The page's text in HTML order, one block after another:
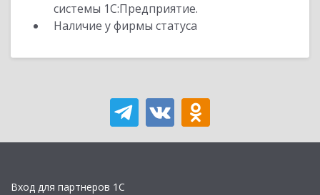
системы 1С:Предприятие.
Наличие у фирмы статуса
Вход для партнеров 1С